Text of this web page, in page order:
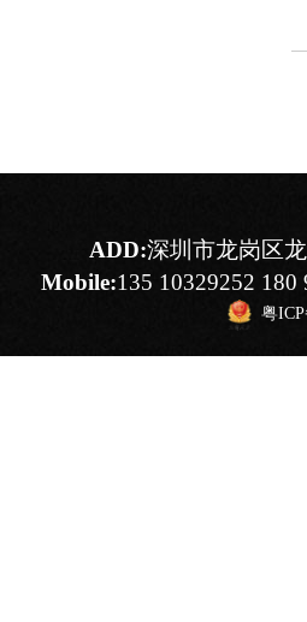
ADD:深圳市龙岗区
Mobile:135 10329252 180
粤ICP